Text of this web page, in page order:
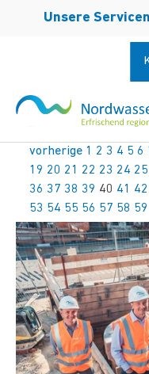
Unsere
vorherige 1 2 3 4 5 6
19 20 21 22 23 24 25
36 37 38 39 40 41 42
53 54 55 56 57 58 59